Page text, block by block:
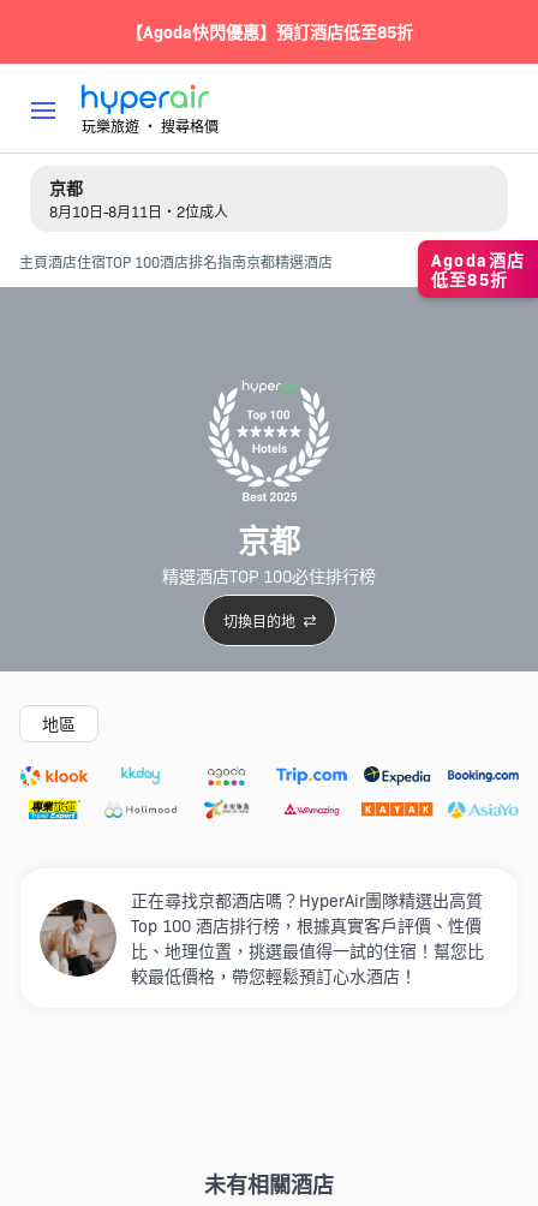
【Agoda快閃優惠】預訂酒店低至85折
玩樂旅遊 ‧ 搜尋格價
京都
8月10日-8月11日・2位成人
主頁酒店住宿TOP 100酒店排名指南京都精選酒店
京都
精選酒店TOP 100必住排行榜
切換目的地
精選酒店
地區
正在尋找京都酒店嗎？HyperAir團隊精選出高質
Top 100 酒店排行榜，根據真實客戶評價、性價
比、地理位置，挑選最值得一試的住宿！幫您比
較最低價格，帶您輕鬆預訂心水酒店！
未有相關酒店
Agoda酒店
低至85折